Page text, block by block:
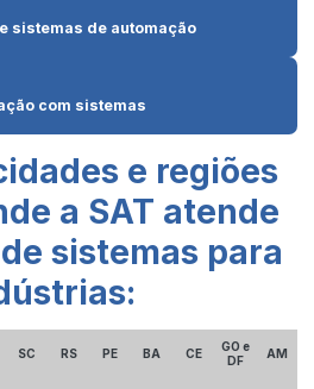
sistemas de automação
com sistemas
e regiões
a SAT atende
sistemas para
SC RS PE BA CE
GO e
DF
AM